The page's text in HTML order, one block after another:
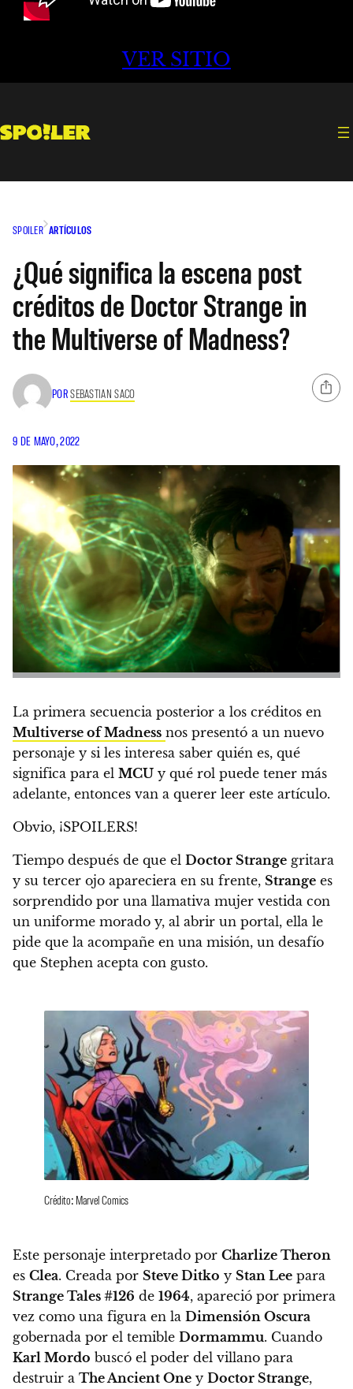
VER SITIO
SPOILER ARTÍCULOS
¿Qué significa la escena post
créditos de Doctor Strange in
the Multiverse of Madness?
PORSEBASTIAN SACO
9 DE MAYO, 2022
La primera secuencia posterior a los créditos en
Multiverse of Madness nos presentó a un nuevo
personaje y si les interesa saber quién es, qué
significa para el MCU y qué rol puede tener más
adelante, entonces van a querer leer este artículo.
Obvio, ¡SPOILERS!
Tiempo después de que el Doctor Strange gritara
y su tercer ojo apareciera en su frente, Strange es
sorprendido por una llamativa mujer vestida con
un uniforme morado y, al abrir un portal, ella le
pide que la acompañe en una misión, un desafío
que Stephen acepta con gusto.
Crédito: Marvel Comics
Este personaje interpretado por Charlize Theron
es Clea. Creada por Steve Ditko y Stan Lee para
Strange Tales #126 de 1964, apareció por primera
vez como una figura en la Dimensión Oscura
gobernada por el temible Dormammu. Cuando
Karl Mordo buscó el poder del villano para
destruir a The Ancient One y Doctor Strange,